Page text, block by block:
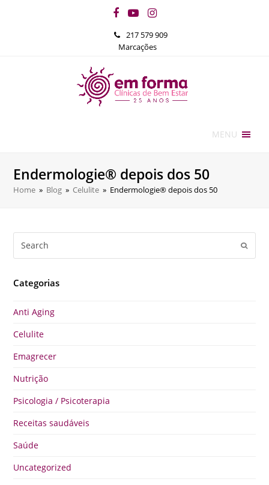
Facebook
YouTubeInstagram
217 579 909
Marcações
MENU
Endermologie® depois dos 50
Home » Blog » Celulite » Endermologie® depois dos 50
Categorias
Anti Aging
Celulite
Emagrecer
Nutrição
Psicologia / Psicoterapia
Receitas saudáveis
Saúde
Uncategorized